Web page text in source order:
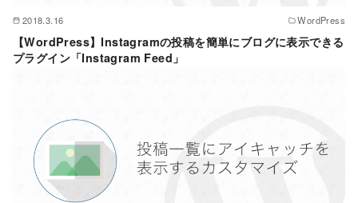
2018.3.16 WordPress
【WordPress】Instagramの投稿を簡単にブログに表示できる
プラグイン「Instagram Feed」